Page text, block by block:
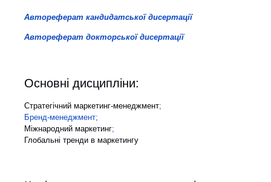
Автореферат кандидатської дисертації
Автореферат докторської дисертації
Основні дисципліни:
Стратегічний маркетинг-менеджмент;
Бренд-менеджмент;
Міжнародний маркетинг;
Глобальні тренди в маркетингу